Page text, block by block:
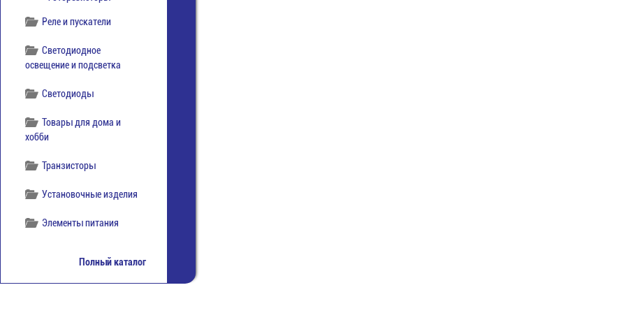
Реле и пускатели
Светодиодное
освещение и подсветка
Светодиоды
Товары для дома и
хобби
Транзисторы
Установочные изделия
Элементы питания
Полный каталог